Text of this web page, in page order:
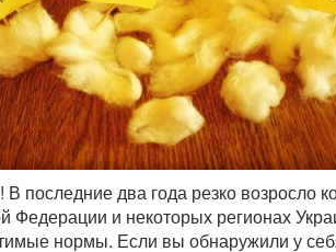
последние два года резко возросло
Федерации и некоторых регионах
нормы. Если вы обнаружили у